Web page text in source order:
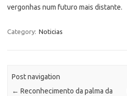
vergonhas num futuro mais distante.
Category: Noticias
Post navigation
← Reconhecimento da palma da